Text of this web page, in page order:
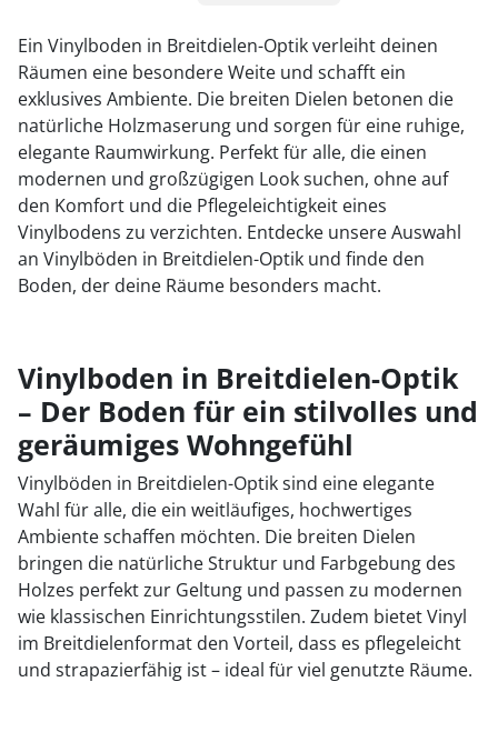
1
2
Ein Vinylboden in Breitdielen-Optik verleiht deinen
Räumen eine besondere Weite und schafft ein
exklusives Ambiente. Die breiten Dielen betonen die
natürliche Holzmaserung und sorgen für eine ruhige,
elegante Raumwirkung. Perfekt für alle, die einen
modernen und großzügigen Look suchen, ohne auf
den Komfort und die Pflegeleichtigkeit eines
Vinylbodens zu verzichten. Entdecke unsere Auswahl
an Vinylböden in Breitdielen-Optik und finde den
Boden, der deine Räume besonders macht.
Vinylboden in Breitdielen-Optik
– Der Boden für ein stilvolles und
geräumiges Wohngefühl
Vinylböden in Breitdielen-Optik sind eine elegante
Wahl für alle, die ein weitläufiges, hochwertiges
Ambiente schaffen möchten. Die breiten Dielen
bringen die natürliche Struktur und Farbgebung des
Holzes perfekt zur Geltung und passen zu modernen
wie klassischen Einrichtungsstilen. Zudem bietet Vinyl
im Breitdielenformat den Vorteil, dass es pflegeleicht
und strapazierfähig ist – ideal für viel genutzte Räume.